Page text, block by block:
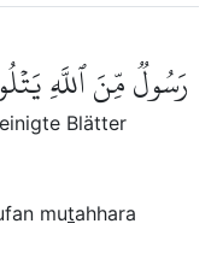
رَسُولٞ مِّنَ ٱللَّهِ
Blätter
mutahhara